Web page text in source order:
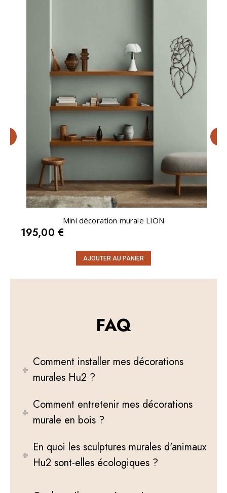
Mini décoration murale LION
195,00 €
AJOUTER AU PANIER
FAQ
Comment installer mes décorations
murales Hu2 ?
Comment entretenir mes décorations
murale en bois ?
En quoi les sculptures murales d'animaux
Hu2 sont-elles écologiques ?